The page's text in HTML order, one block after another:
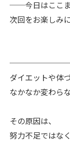
──今日はここま
次回をお楽しみに
ダイエットや体
なかなか変わらな
その原因は、
努力不足ではな